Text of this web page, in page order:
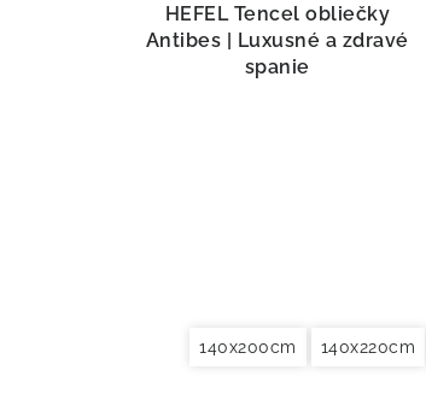
HEFEL Tencel obliečky
Antibes | Luxusné a zdravé
spanie
140x200cm 140x220cm